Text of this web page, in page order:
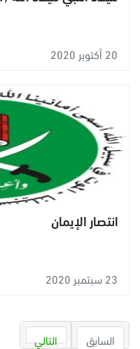
20 أكتوبر 2020
انتصار الإيمان
23 سبتمبر 2020
السابق التالي